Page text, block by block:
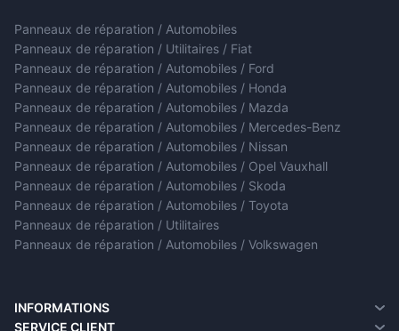
Panneaux de réparation / Automobiles
Panneaux de réparation / Utilitaires / Fiat
Panneaux de réparation / Automobiles / Ford
Panneaux de réparation / Automobiles / Honda
Panneaux de réparation / Automobiles / Mazda
Panneaux de réparation / Automobiles / Mercedes-Benz
Panneaux de réparation / Automobiles / Nissan
Panneaux de réparation / Automobiles / Opel Vauxhall
Panneaux de réparation / Automobiles / Skoda
Panneaux de réparation / Automobiles / Toyota
Panneaux de réparation / Utilitaires
Panneaux de réparation / Automobiles / Volkswagen
INFORMATIONS
A propos de nous
SERVICE CLIENT